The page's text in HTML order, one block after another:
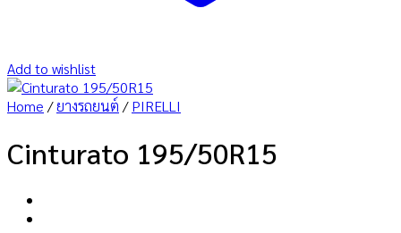
Add to wishlist
Home /ยางรถยนต์ / PIRELLI
Cinturato 195/50R15